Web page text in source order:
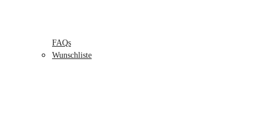
FAQs
Wunschliste